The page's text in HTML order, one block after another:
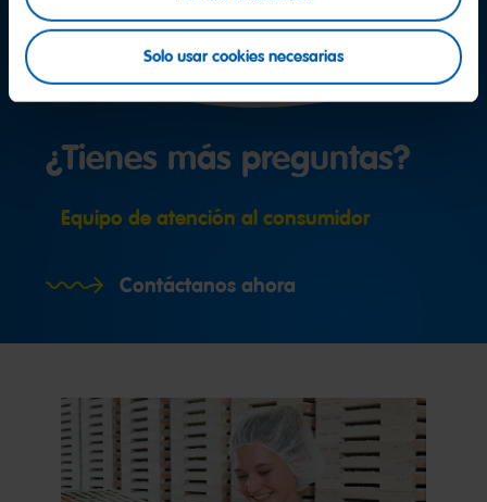
Solo usar cookies necesarias
¿Tienes más preguntas?
Equipo de atención al consumidor
Contáctanos ahora